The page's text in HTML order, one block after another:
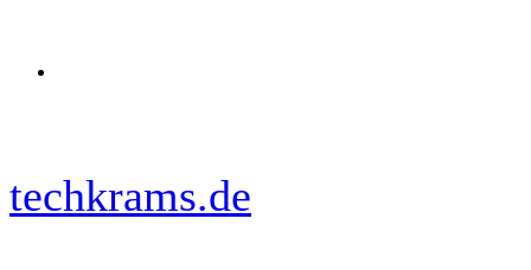
techkrams.de